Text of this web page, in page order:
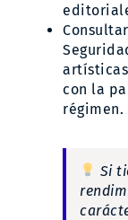
con la
régimen.
Si